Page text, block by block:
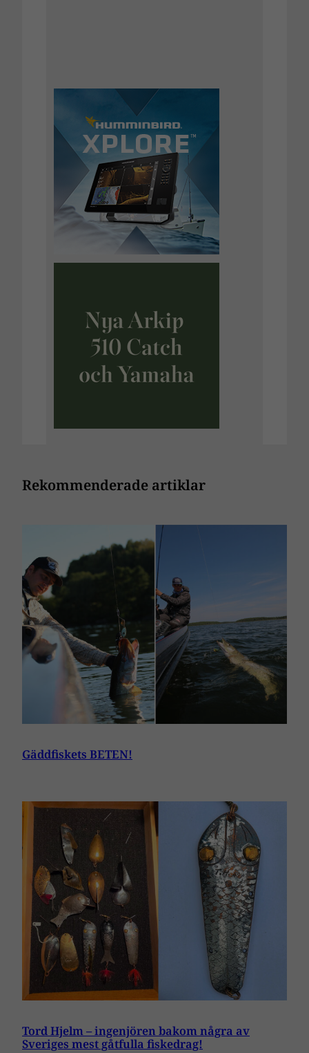
Rekommenderade artiklar
Gäddfiskets BETEN!
Tord Hjelm – ingenjören bakom några av
Sveriges mest gåtfulla fiskedrag!